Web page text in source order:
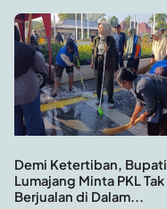
Demi Ketertiban, Bupati
Lumajang Minta PKL Tak
Berjualan di Dalam...